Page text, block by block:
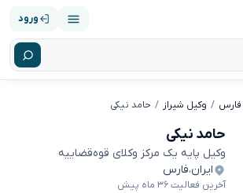
ورود
فارس وکیل شیراز حامد نیکی
حامد نیکی
وکیل پایه یک مرکز وکلای قوه‌قضاییه
ایران،فارس
آخرین فعالیت ۳۶ ماه پیش